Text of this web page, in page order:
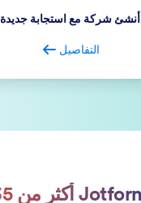
أنشئ شركة مع استجابة جديدة
التفاصيل